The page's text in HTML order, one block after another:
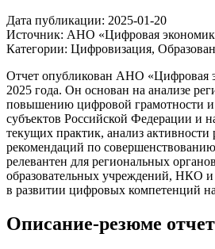
Дата публикации: 2025-01-20
Источник: АНО «Цифровая
Категории: Цифровизация,
Отчет опубликован АНО «Цифровая
2025 года. Он основан на анализе
повышению цифровой грамотности и
субъектов Российской Федерации и
текущих практик, анализ активности
рекомендаций по
релевантен для региональных
образовательных учреждений, НКО и
в развитии цифровых компетенций
Описание-резюме